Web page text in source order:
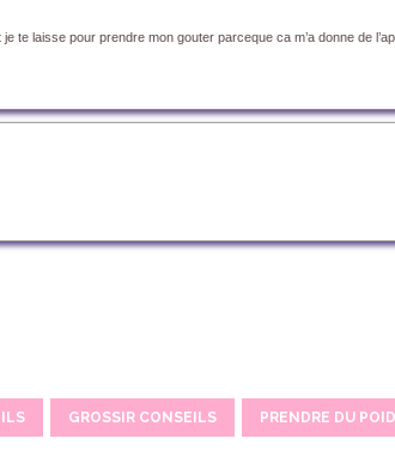
te laisse pour prendre mon gouter parceque ca m’a donne de
GROSSIR CONSEILS PRENDRE DU